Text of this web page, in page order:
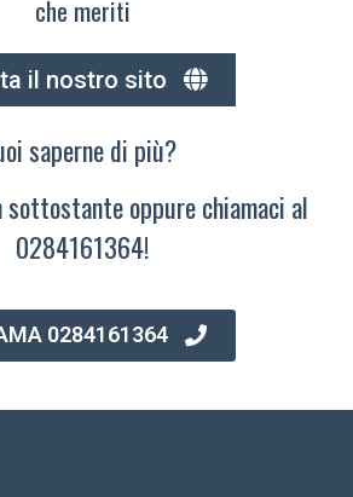
che meriti
il nostro sito
saperne di più?
oppure chiamaci al
0284161364!
0284161364